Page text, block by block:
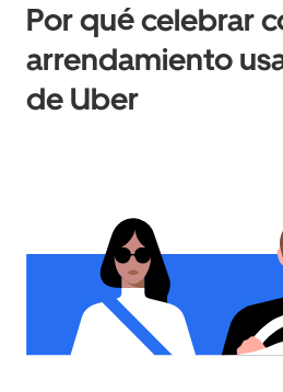
Por qué celebrar
arrendamiento
de Uber